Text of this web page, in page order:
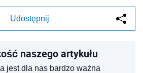
Udostępnij
naszego artykułu
jest dla nas bardzo ważna